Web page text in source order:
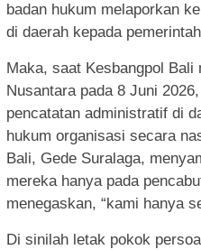
badan hukum melaporkan
di daerah kepada
Maka, saat Kesbangpol Bali
Nusantara pada 8 Juni
pencatatan administratif di
hukum organisasi secara
Bali, Gede Suralaga,
mereka hanya pada
menegaskan, “kami hanya
Di sinilah letak pokok